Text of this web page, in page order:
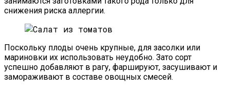
снижения риска аллергии.
Поскольку плоды очень крупные, для засолки или
мариновки их использовать неудобно. Зато сорт
успешно добавляют в рагу, фаршируют, засушивают и
замораживают в составе овощных смесей.